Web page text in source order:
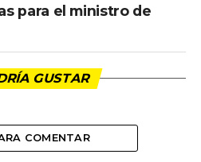
para el ministro de
GUSTAR
COMENTAR